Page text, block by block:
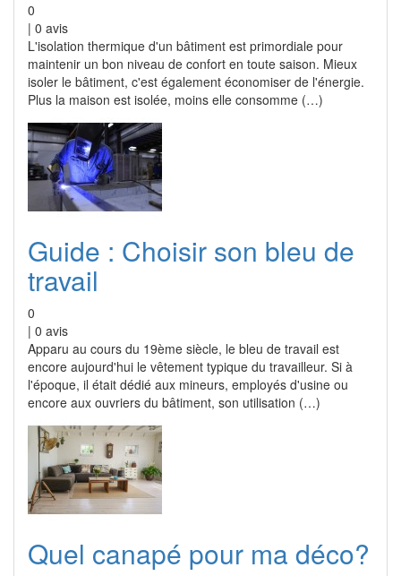
0
| 0 avis
L'isolation thermique d'un bâtiment est primordiale pour
maintenir un bon niveau de confort en toute saison. Mieux
isoler le bâtiment, c'est également économiser de l'énergie.
Plus la maison est isolée, moins elle consomme (…)
Guide : Choisir son bleu de
travail
0
| 0 avis
Apparu au cours du 19ème siècle, le bleu de travail est
encore aujourd'hui le vêtement typique du travailleur. Si à
l'époque, il était dédié aux mineurs, employés d'usine ou
encore aux ouvriers du bâtiment, son utilisation (…)
Quel canapé pour ma déco?